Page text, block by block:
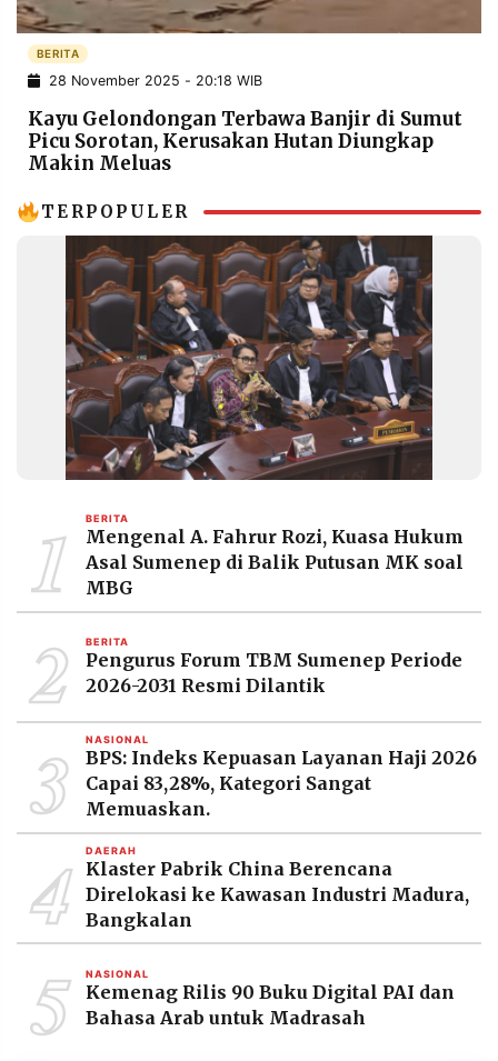
INFORMASI
IKLAN
KIRIM
PENGADUAN TERM
SERVICE
IKUTI
RESOLUSI
MEDIA
©
Resolusi.co
-
PT.
RESOLUSI
MEDIA
PRAMUDITA
BERITA
28 November 2025 - 20:18 WIB
Kayu Gelondongan Terbawa Banjir di Sumut
Picu Sorotan, Kerusakan Hutan Diungkap
Makin Meluas
TERPOPULER
1 BERITA
Mengenal A. Fahrur Rozi, Kuasa Hukum
Asal Sumenep di Balik Putusan MK soal
MBG
2 BERITA
Pengurus Forum TBM Sumenep Periode
2026-2031 Resmi Dilantik
3 NASIONAL
BPS: Indeks Kepuasan Layanan Haji 2026
Capai 83,28%, Kategori Sangat
Memuaskan.
4 DAERAH
Klaster Pabrik China Berencana
Direlokasi ke Kawasan Industri Madura,
Bangkalan
5 NASIONAL
Kemenag Rilis 90 Buku Digital PAI dan
Bahasa Arab untuk Madrasah